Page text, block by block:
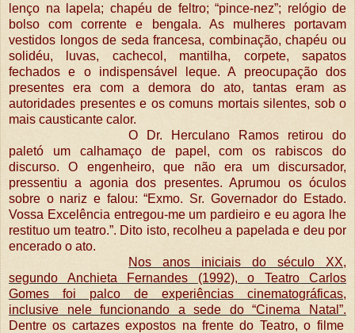
lenço na lapela; chapéu de feltro; “pince-nez”; relógio de
bolso com corrente e bengala. As mulheres portavam
vestidos longos de seda francesa, combinação, chapéu ou
solidéu, luvas, cachecol, mantilha, corpete, sapatos
fechados e o indispensável leque. A preocupação dos
presentes era com a demora do ato, tantas eram as
autoridades presentes e os comuns mortais silentes, sob o
mais causticante calor.
O Dr. Herculano Ramos retirou do
paletó um calhamaço de papel, com os rabiscos do
discurso. O engenheiro, que não era um discursador,
pressentiu a agonia dos presentes. Aprumou os óculos
sobre o nariz e falou: “Exmo. Sr. Governador do Estado.
Vossa Excelência entregou-me um pardieiro e eu agora lhe
restituo um teatro.”. Dito isto, recolheu a papelada e deu por
encerado o ato.
Nos anos iniciais do século XX,
segundo Anchieta Fernandes (1992), o Teatro Carlos
Gomes foi palco de experiências cinematográficas,
inclusive nele funcionando a sede do “Cinema Natal”.
Dentre os cartazes expostos na frente do Teatro, o filme